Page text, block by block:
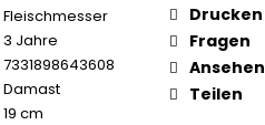
Fleischmesser
3 Jahre
7331898643608
Damast
19 cm
Drucken
Fragen
Ansehen
Teilen